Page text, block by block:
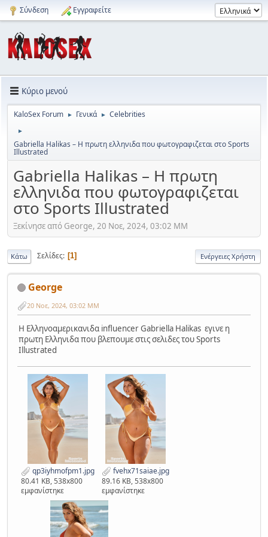
Σύνδεση Εγγραφείτε
Κύριο μενού
KaloSex Forum ► Γενικά ► Celebrities
►
Gabriella Halikas – Η πρωτη ελληνιδα που φωτογραφιζεται στo Sports
Illustrated
Gabriella Halikas – Η πρωτη
ελληνιδα που φωτογραφιζεται
στo Sports Illustrated
Ξεκίνησε από George, 20 Νοε, 2024, 03:02 ΜΜ
Κάτω Σελίδες 1 Ενέργειες Χρήστη
George
20 Νοε, 2024, 03:02 ΜΜ
H Ελληνοαμερικανιδα influencer Gabriella Halikas εγινε η
πρωτη Ελληνιδα που βλεπουμε στις σελιδες του Sports
Illustrated
qp3iyhmofpm1.jpg
80.41 KB, 538x800
εμφανίστηκε
fvehx71saiae.jpg
89.16 KB, 538x800
εμφανίστηκε